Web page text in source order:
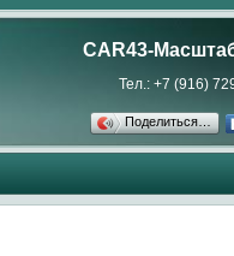
CAR43-
Тел.: +7 (916)
Поделиться…